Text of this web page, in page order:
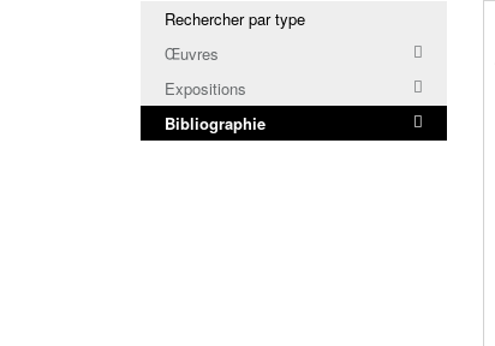
Rechercher par type
Œuvres
Expositions
Bibliographie